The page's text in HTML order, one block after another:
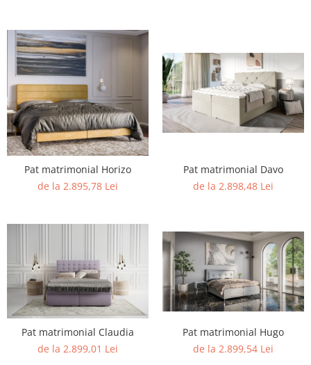
Pat matrimonial Horizo
de la 2.895,78 Lei
Pat matrimonial Davo
de la 2.898,48 Lei
Pat matrimonial Claudia
de la 2.899,01 Lei
Pat matrimonial Hugo
de la 2.899,54 Lei